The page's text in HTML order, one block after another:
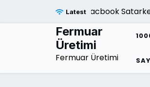
Latest
Macbook Satarken
Fermuar
Üretimi
Fermuar Üretimi